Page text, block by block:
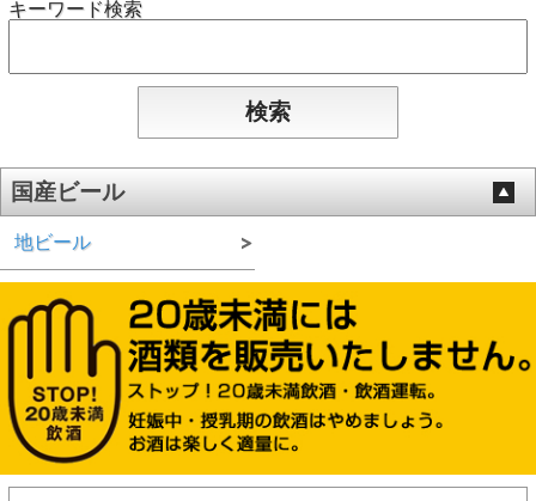
キーワード検索
国産ビール
地ビール